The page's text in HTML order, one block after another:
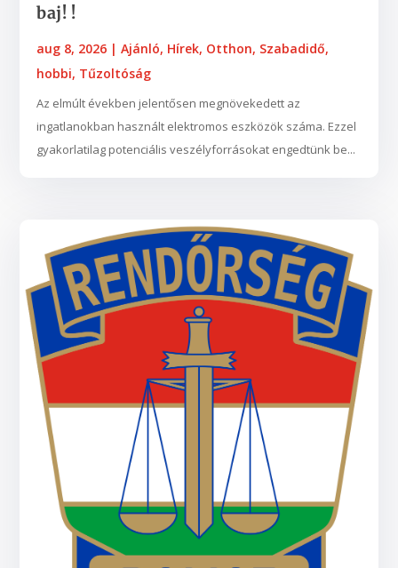
baj! !
aug 8, 2026 |Ajánló, Hírek, Otthon, Szabadidő,
hobbi, Tűzoltóság
Az elmúlt években jelentősen megnövekedett az
ingatlanokban használt elektromos eszközök száma. Ezzel
gyakorlatilag potenciális veszélyforrásokat engedtünk be...